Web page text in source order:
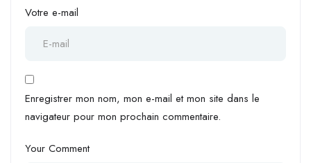
Votre e-mail
Enregistrer mon nom, mon e-mail et mon site dans le
navigateur pour mon prochain commentaire.
Your Comment